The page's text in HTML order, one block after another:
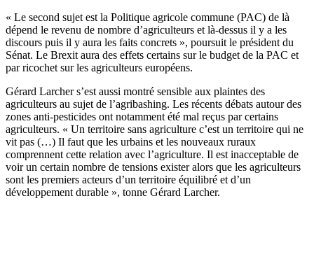
« Le second sujet est la Politique agricole commune (PAC) de là
dépend le revenu de nombre d’agriculteurs et là-dessus il y a les
discours puis il y aura les faits concrets », poursuit le président du
Sénat. Le Brexit aura des effets certains sur le budget de la PAC et
par ricochet sur les agriculteurs européens.
Gérard Larcher s’est aussi montré sensible aux plaintes des
agriculteurs au sujet de l’agribashing. Les récents débats autour des
zones anti-pesticides ont notamment été mal reçus par certains
agriculteurs. « Un territoire sans agriculture c’est un territoire qui ne
vit pas (…) Il faut que les urbains et les nouveaux ruraux
comprennent cette relation avec l’agriculture. Il est inacceptable de
voir un certain nombre de tensions exister alors que les agriculteurs
sont les premiers acteurs d’un territoire équilibré et d’un
développement durable », tonne Gérard Larcher.